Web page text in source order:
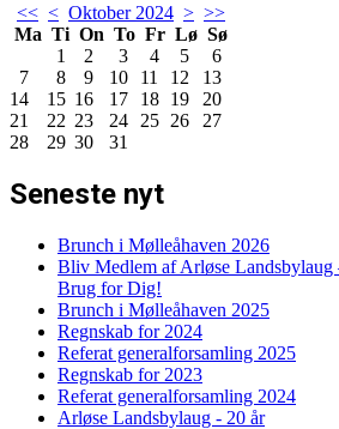
<< < Oktober 2024 > >>
Ma Ti On To Fr Lø Sø
1
2 3 4 5
6
7
8 9 10 11 12
13
14
15 16 17 18 19
20
21
22 23 24 25 26
27
28
29 30 31
Seneste nyt
Brunch i Mølleåhaven 2026
Bliv Medlem af Arløse
Brug for Dig!
Brunch i Mølleåhaven 2025
Regnskab for 2024
Referat generalforsamling 2025
Regnskab for 2023
Referat generalforsamling 2024
Arløse Landsbylaug - 20 år